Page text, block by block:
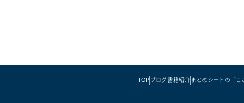
TOP ブログ書籍紹介 まとめシートの「こ